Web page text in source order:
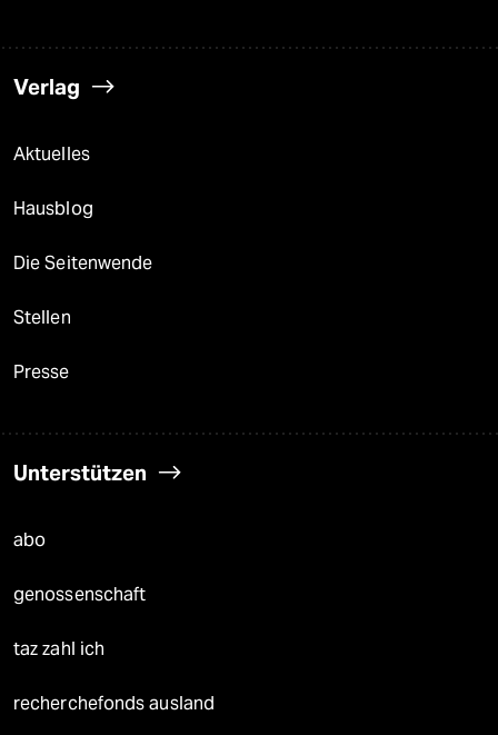
Verlag
Aktuelles
Hausblog
Die Seitenwende
Stellen
Presse
Unterstützen
abo
genossenschaft
taz zahl ich
recherchefonds ausland